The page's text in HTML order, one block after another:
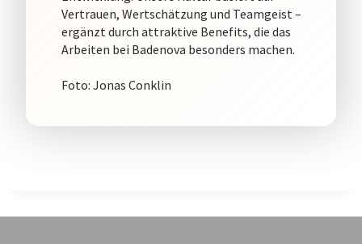
Vertrauen, Wertschätzung und Teamgeist –
ergänzt durch attraktive Benefits, die das
Arbeiten bei Badenova besonders machen.
Foto: Jonas Conklin